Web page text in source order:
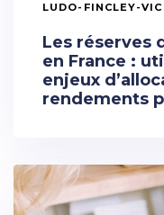
LUDO-FINCLEY-
Les réserves
en France :
enjeux
rendements